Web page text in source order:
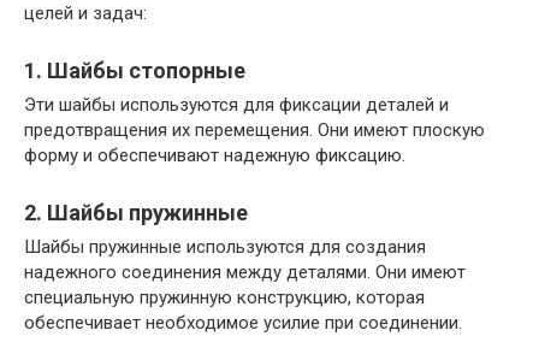
целей и задач:
1. Шайбы стопорные
Эти шайбы используются для фиксации деталей и
предотвращения их перемещения. Они имеют плоскую
форму и обеспечивают надежную фиксацию.
2. Шайбы пружинные
Шайбы пружинные используются для создания
надежного соединения между деталями. Они имеют
специальную пружинную конструкцию, которая
обеспечивает необходимое усилие при соединении.